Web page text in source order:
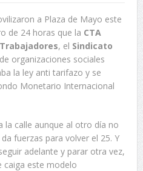
a Plaza de Mayo este
de 24 horas que la CTA
, el Sindicato
organizaciones sociales
la ley anti tarifazo y se
Monetario Internacional
la calle aunque al otro día no
fuerzas para volver el 25. Y
adelante y parar otra vez,
caiga este modelo